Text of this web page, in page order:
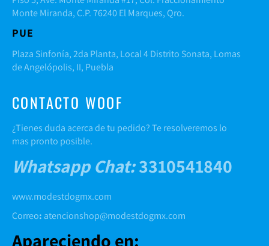
Monte Miranda, C.P. 76240 El Marques, Qro.
PUE
Plaza Sinfonía, 2da Planta, Local 4 Distrito Sonata, Lomas
de Angelópolis, II, Puebla
CONTACTO WOOF
¿Tienes duda acerca de tu pedido? Te resolveremos lo
mas pronto posible.
Whatsapp Chat:3310541840
www.modestdogmx.com
Correo: atencionshop@modestdogmx.com
Apareciendo en: